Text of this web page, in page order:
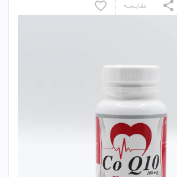
مقایسـه